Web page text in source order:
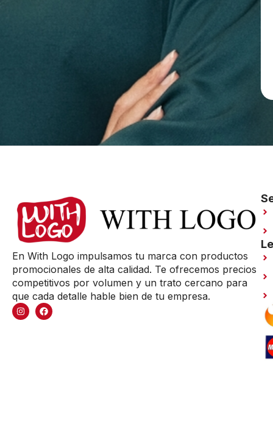
En With Logo impulsamos tu marca con productos
promocionales de alta calidad. Te ofrecemos precios
competitivos por volumen y un trato cercano para
que cada detalle hable bien de tu empresa.